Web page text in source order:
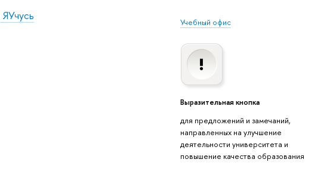
Учебный офис
Выразительная кнопка
для предложений и замечаний,
направленных на улучшение
деятельности университета и
повышение качества образования
ЯУчусь